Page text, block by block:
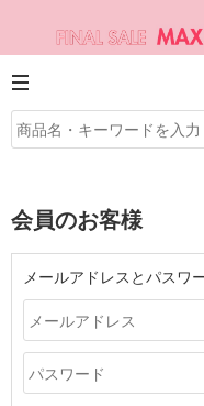
会員のお客様
メールアドレスとパスワ